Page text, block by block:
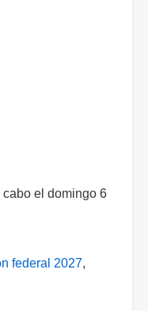
el domingo 6
federal 2027